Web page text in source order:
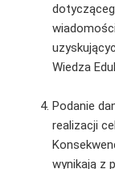
Wiedza
Podanie
realizacji
wynikają z